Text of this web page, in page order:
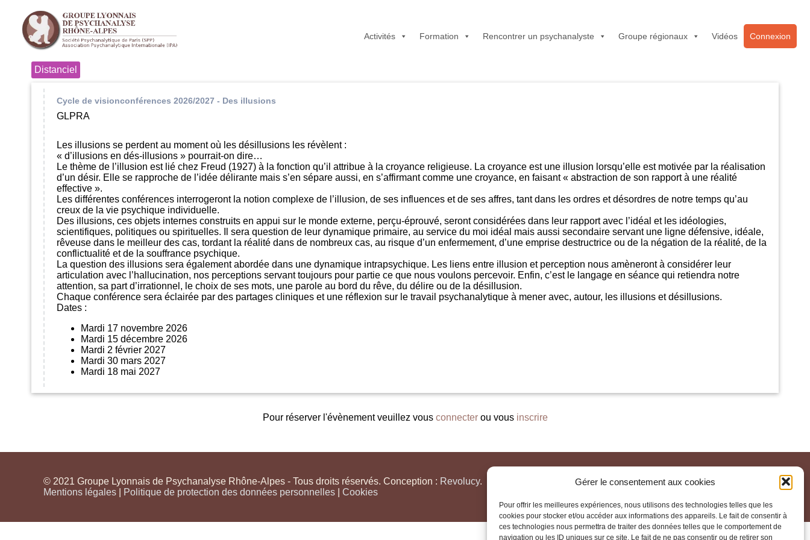
Gérer le consentement aux cookies
Pour offrir les meilleures expériences, nous utilisons des technologies telles que les
cookies pour stocker et/ou accéder aux informations des appareils. Le fait de consentir à
ces technologies nous permettra de traiter des données telles que le comportement de
navigation ou les ID uniques sur ce site. Le fait de ne pas consentir ou de retirer son
Activités Formation Rencontrer un psychanalyste Groupe régionaux Vidéos Connexion
Cycle de visionconférences 2026/2027 - Des illusions
GLPRA
Les illusions se perdent au moment où les désillusions les révèlent :
« d’illusions en dés-illusions » pourrait-on dire…
Le thème de l’illusion est lié chez Freud (1927) à la fonction qu’il attribue à la croyance religieuse. La croyance est une illusion lorsqu’elle est motivée par la réalisation
d’un désir. Elle se rapproche de l’idée délirante mais s’en sépare aussi, en s’affirmant comme une croyance, en faisant « abstraction de son rapport à une réalité
effective ».
Les différentes conférences interrogeront la notion complexe de l’illusion, de ses influences et de ses affres, tant dans les ordres et désordres de notre temps qu’au
creux de la vie psychique individuelle.
Des illusions, ces objets internes construits en appui sur le monde externe, perçu-éprouvé, seront considérées dans leur rapport avec l’idéal et les idéologies,
scientifiques, politiques ou spirituelles. Il sera question de leur dynamique primaire, au service du moi idéal mais aussi secondaire servant une ligne défensive, idéale,
rêveuse dans le meilleur des cas, tordant la réalité dans de nombreux cas, au risque d’un enfermement, d’une emprise destructrice ou de la négation de la réalité, de la
conflictualité et de la souffrance psychique.
La question des illusions sera également abordée dans une dynamique intrapsychique. Les liens entre illusion et perception nous amèneront à considérer leur
articulation avec l’hallucination, nos perceptions servant toujours pour partie ce que nous voulons percevoir. Enfin, c’est le langage en séance qui retiendra notre
attention, sa part d’irrationnel, le choix de ses mots, une parole au bord du rêve, du délire ou de la désillusion.
Chaque conférence sera éclairée par des partages cliniques et une réflexion sur le travail psychanalytique à mener avec, autour, les illusions et désillusions.
Dates :
Mardi 17 novembre 2026
Mardi 15 décembre 2026
Mardi 2 février 2027
Mardi 30 mars 2027
Mardi 18 mai 2027
Pour réserver l'évènement veuillez vous connecterou vous inscrire
© 2021 Groupe Lyonnais de Psychanalyse Rhône-Alpes - Tous droits réservés. Conception : Revolucy.
Mentions légales
Politique de protection des données personnelles Cookies